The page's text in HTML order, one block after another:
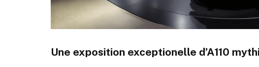
Une exposition exceptionelle d’A110